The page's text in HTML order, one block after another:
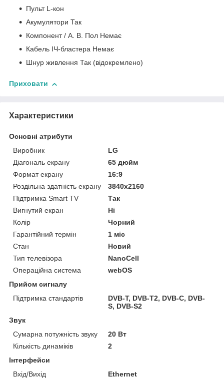
Пульт L-кон
Акумулятори Так
Компонент / А. В. Пол Немає
Кабель ІЧ-бластера Немає
Шнур живлення Так (відокремлено)
Приховати
Характеристики
Основні атрибути
Виробник
LG
Діагональ екрану
65 дюйм
Формат екрану
16:9
Роздільна здатність екрану
3840x2160
Підтримка Smart TV
Так
Вигнутий екран
Ні
Колір
Чорний
Гарантійний термін
1 міс
Стан
Новий
Тип телевізора
NanoCell
Операційна система
webOS
Прийом сигналу
Підтримка стандартів
DVB-T, DVB-T2, DVB-C, DVB-
S, DVB-S2
Звук
Сумарна потужність звуку
20 Вт
Кількість динаміків
2
Інтерфейси
Вхід/Вихід
Ethernet